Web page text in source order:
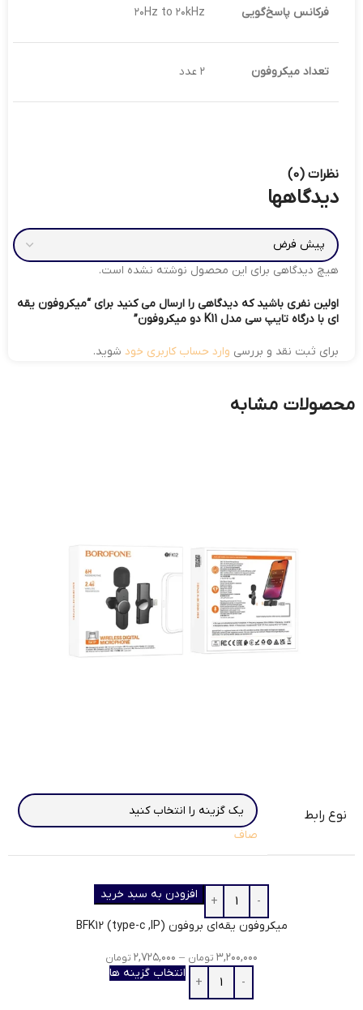
فرکانس پاسخ‌گویی ۲۰Hz to ۲۰kHz
تعداد میکروفون ۲ عدد
نظرات (0)
دیدگاهها
هیچ دیدگاهی برای این محصول نوشته نشده است.
اولین نفری باشید که دیدگاهی را ارسال می کنید برای “میکروفون یقه
ای با درگاه تایپ سی مدل K11 دو میکروفون”
برای ثبت نقد و بررسی وارد حساب کاربری خود شوید.
محصولات مشابه
نوع رابط
صاف
افزودن به سبد خرید
میکروفون یقه‌ای بروفون BFK12 (type-c ,IP)
۳,۲۰۰,۰۰۰ تومان – ۲,۷۲۵,۰۰۰ تومان
انتخاب گزینه ها